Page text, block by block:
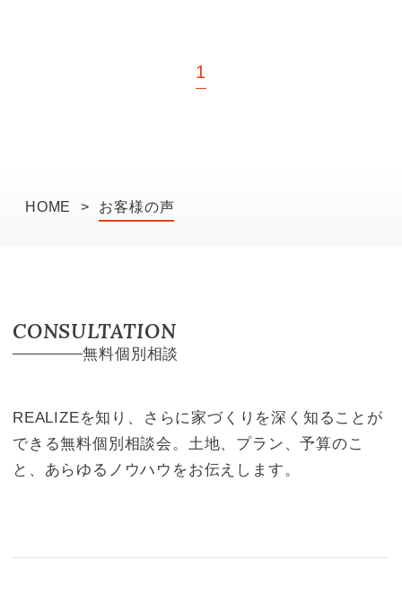
1
HOME > お客様の声
CONSULTATION
無料個別相談
REALIZEを知り、さらに家づくりを深く知ることが
できる無料個別相談会。土地、プラン、予算のこ
と、あらゆるノウハウをお伝えします。